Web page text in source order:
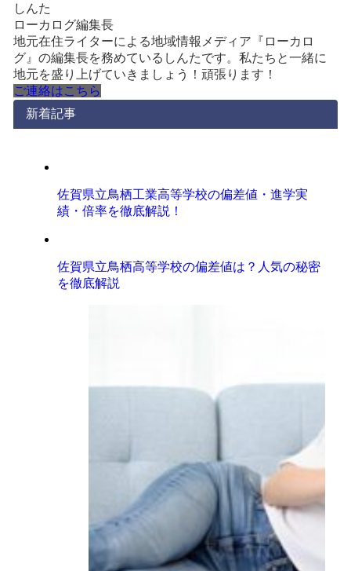
しんた
ローカログ編集長
地元在住ライターによる地域情報メディア『ローカロ
グ』の編集長を務めているしんたです。私たちと一緒に
地元を盛り上げていきましょう！頑張ります！
ご連絡はこちら
新着記事
佐賀県立鳥栖工業高等学校の偏差値・進学実
績・倍率を徹底解説！
佐賀県立鳥栖高等学校の偏差値は？人気の秘密
を徹底解説